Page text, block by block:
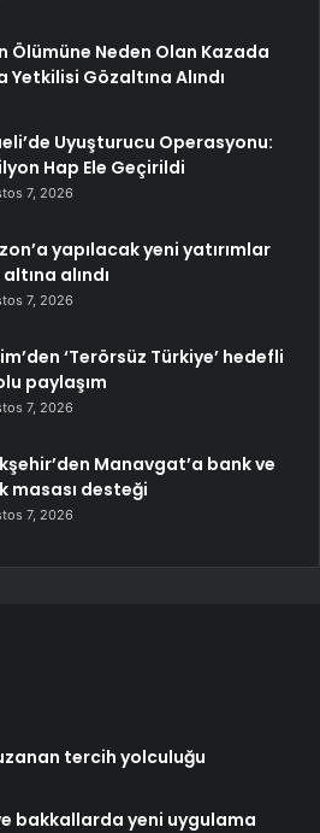
Ölümüne Neden Olan Kazada
Gözaltına Alındı
Uyuşturucu Operasyonu:
Hap Ele Geçirildi
7, 2026
yapılacak yeni yatırımlar
alındı
7, 2026
‘Terörsüz Türkiye’ hedefli
paylaşım
7, 2026
Manavgat’a bank ve
masası desteği
7, 2026
tercih yolculuğu
bakkallarda yeni uygulama